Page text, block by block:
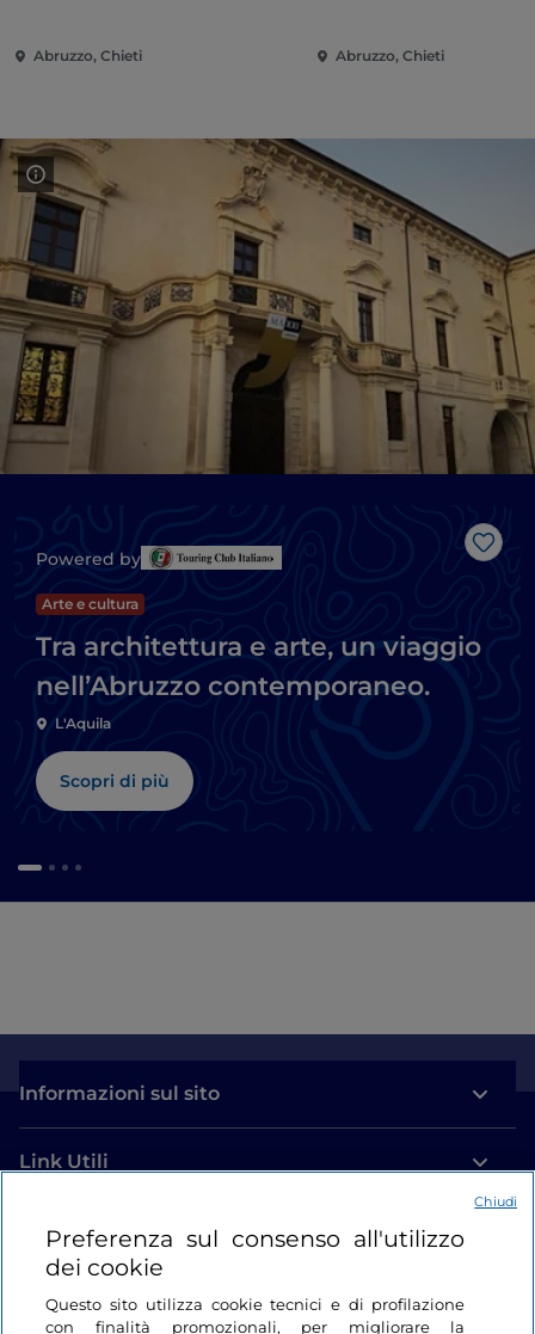
Abruzzo, Chieti Abruzzo, Chieti
Like
Powered by
Arte e cultura
Tra architettura e arte, un viaggio
nell’Abruzzo contemporaneo.
L'Aquila
Scopri di più
Informazioni sul sito
Link Utili
Login
Restiamo in contatto
Preferenza sul consenso all'utilizzo
dei cookie
Questo sito utilizza cookie tecnici e di profilazione
con finalità promozionali, per migliorare la
Chiudi